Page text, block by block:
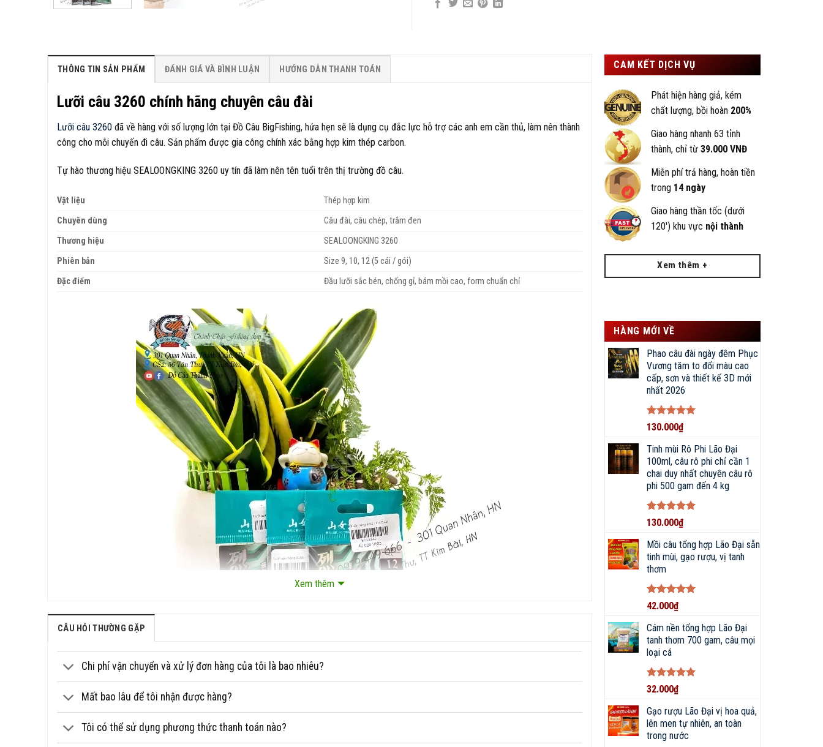
THÔNG TIN SẢN PHẨM ĐÁNH GIÁ VÀ BÌNH LUẬN HƯỚNG DẪN THANH TOÁN
Lưỡi câu 3260 chính hãng chuyên câu đài
Lưỡi câu 3260 đã về hàng với số lượng lớn tại Đồ Câu BigFishing, hứa hẹn sẽ là dụng cụ đắc lực hỗ trợ các anh em cần thủ, làm nên thành
công cho mỗi chuyến đi câu. Sản phẩm được gia công chính xác bằng hợp kim thép carbon.
Tự hào thương hiệu SEALOONGKING 3260 uy tín đã làm nên tên tuổi trên thị trường đồ câu.
Vật liệu
Thép hợp kim
Chuyên dùng
Câu đài, câu chép, trắm đen
Thương hiệu
SEALOONGKING 3260
Phiên bản
Size 9, 10, 12 (5 cái / gói)
Đặc điểm
Đầu lưỡi sắc bén, chống gỉ, bám mồi cao, form chuẩn chỉ
Xem thêm
CÂU HỎI THƯỜNG GẶP
Chi phí vận chuyển và xử lý đơn hàng của tôi là bao nhiêu?
Mất bao lâu để tôi nhận được hàng?
Tôi có thể sử dụng phương thức thanh toán nào?
CAM KẾT DỊCH VỤ
Phát hiện hàng giả, kém
chất lượng, bồi hoàn 200%
Giao hàng nhanh 63 tỉnh
thành, chỉ từ 39.000 VNĐ
Miễn phí trả hàng, hoàn tiền
trong 14 ngày
Giao hàng thần tốc (dưới
120') khu vực nội thành
Xem thêm +
HÀNG MỚI VỀ
Phao câu đài ngày đêm Phục
Vương tăm to đổi màu cao
cấp, sơn và thiết kế 3D mới
nhất 2026
Được xếp
5
sao
130.000₫
Tinh mùi Rô Phi Lão Đại
100ml, câu rô phi chỉ cần 1
chai duy nhất chuyên câu rô
phi 500 gam đến 4 kg
Được xếp
5
sao
130.000₫
Mồi câu tổng hợp Lão Đại sẵn
tinh mùi, gạo rượu, vị tanh
thơm
Được xếp
55
sao
42.000₫
Cám nền tổng hợp Lão Đại
tanh thơm 700 gam, câu mọi
loại cá
Được xếp
55
sao
32.000₫
Gạo rượu Lão Đại vị hoa quả,
lên men tự nhiên, an toàn
trong nước